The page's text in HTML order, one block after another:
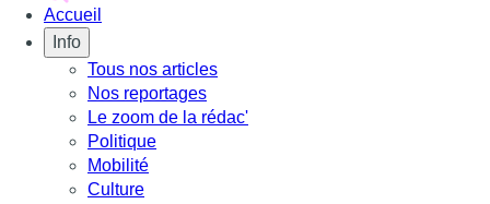
Accueil
Info
Tous nos articles
Nos reportages
Le zoom de la rédac'
Politique
Mobilité
Culture